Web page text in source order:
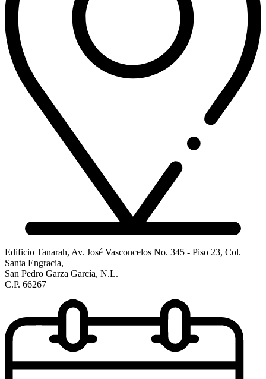
Edificio Tanarah, Av. José Vasconcelos No. 345 - Piso 23, Col.
Santa Engracia,
San Pedro Garza García, N.L.
C.P. 66267